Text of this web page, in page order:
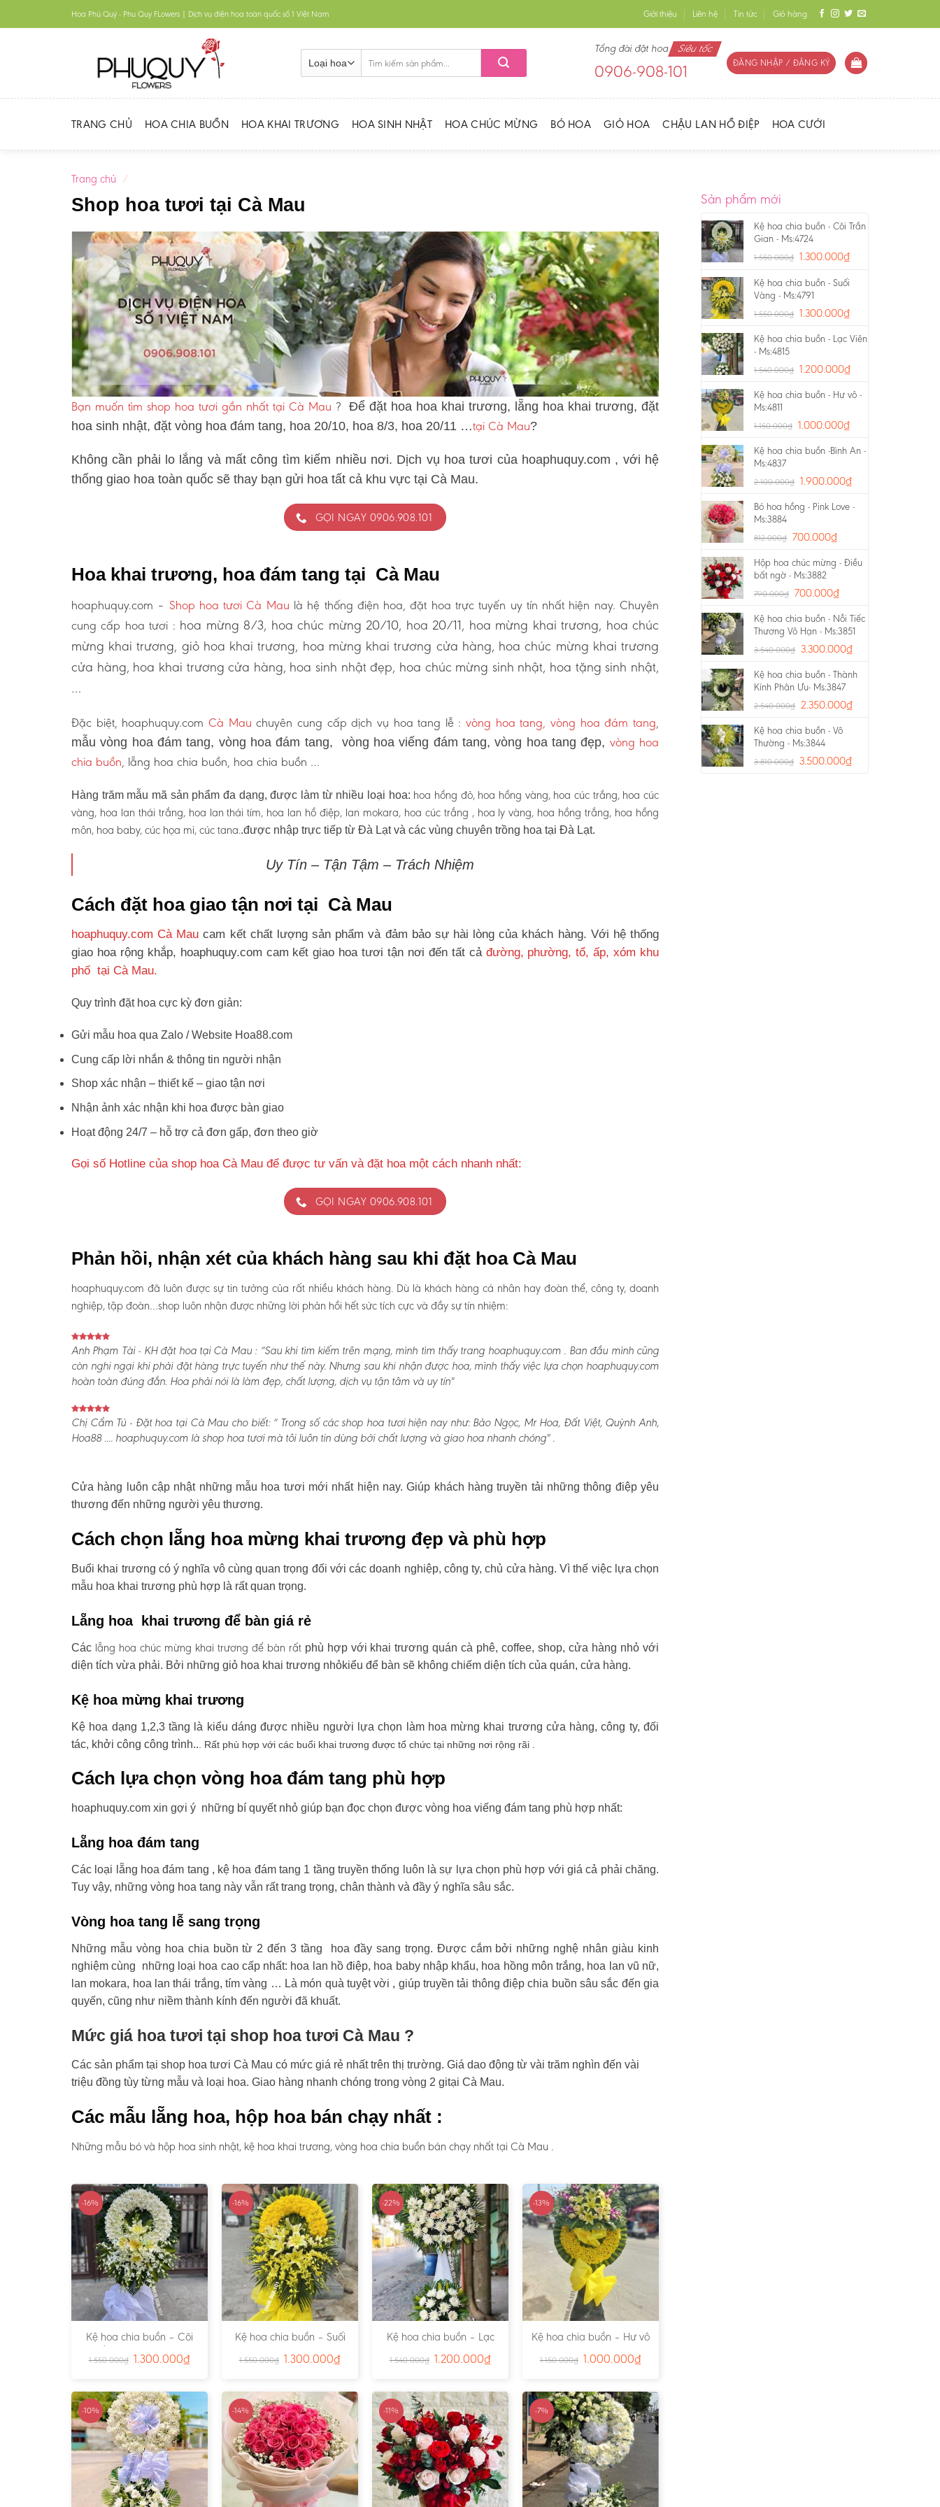
to
Hoa Phú Quý - Phu Quy FLowers | Dịch vụ điện hoa toàn quốc số 1 Việt Nam Giới thiệu Liên hệ Tin tức Giỏ hàng
kiếm:
Tổng đài đặt hoa Siêu tốc
0906-908-101 ĐĂNG NHẬP / ĐĂNG KÝ
TRANG CHỦ HOA CHIA BUỒN HOA KHAI TRƯƠNG HOA SINH NHẬT HOA CHÚC MỪNG BÓ HOA GIỎ HOA CHẬU LAN HỒ ĐIỆP HOA CƯỚI
Trang chủ /
Shop hoa tươi tại Cà Mau
Bạn muốn tìm shop hoa tươi gần nhất tại Cà Mau ? Để đặt hoa hoa khai trương, lẵng hoa khai trương, đặt
hoa sinh nhật, đặt vòng hoa đám tang, hoa 20/10, hoa 8/3, hoa 20/11 …tại Cà Mau?
Không cần phải lo lắng và mất công tìm kiếm nhiều nơi. Dịch vụ hoa tươi của hoaphuquy.com , với hệ
thống giao hoa toàn quốc sẽ thay bạn gửi hoa tất cả khu vực tại Cà Mau.
GỌI NGAY 0906.908.101
Hoa khai trương, hoa đám tang tại Cà Mau
hoaphuquy.com – Shop hoa tươi Cà Mau là hệ thống điện hoa, đặt hoa trực tuyến uy tín nhất hiện nay. Chuyên
cung cấp hoa tươi : hoa mừng 8/3, hoa chúc mừng 20/10, hoa 20/11, hoa mừng khai trương, hoa chúc
mừng khai trương, giỏ hoa khai trương, hoa mừng khai trương cửa hàng, hoa chúc mừng khai trương
cửa hàng, hoa khai trương cửa hàng, hoa sinh nhật đẹp, hoa chúc mừng sinh nhật, hoa tặng sinh nhật,
…
Đặc biệt, hoaphuquy.com Cà Mau chuyên cung cấp dịch vụ hoa tang lễ :vòng hoa tang, vòng hoa đám tang,
mẫu vòng hoa đám tang, vòng hoa đám tang, vòng hoa viếng đám tang, vòng hoa tang đẹp, vòng hoa
chia buồn, lẵng hoa chia buồn, hoa chia buồn …
Hàng trăm mẫu mã sản phẩm đa dạng, được làm từ nhiều loại hoa: hoa hồng đỏ, hoa hồng vàng, hoa cúc trắng, hoa cúc
vàng, hoa lan thái trắng, hoa lan thái tím, hoa lan hồ điệp, lan mokara, hoa cúc trắng , hoa ly vàng, hoa hồng trắng, hoa hồng
môn, hoa baby, cúc họa mi, cúc tana..được nhập trực tiếp từ Đà Lạt và các vùng chuyên trồng hoa tại Đà Lạt.
Uy Tín – Tận Tậm – Trách Nhiệm
Cách đặt hoa giao tận nơi tại Cà Mau
hoaphuquy.com Cà Mau cam kết chất lượng sản phẩm và đảm bảo sự hài lòng của khách hàng. Với hệ thống
giao hoa rộng khắp, hoaphuquy.com cam kết giao hoa tươi tận nơi đến tất cả đường, phường, tổ, ấp, xóm khu
phố tại Cà Mau.
Quy trình đặt hoa cực kỳ đơn giản:
Gửi mẫu hoa qua Zalo / Website Hoa88.com
Cung cấp lời nhắn & thông tin người nhận
Shop xác nhận – thiết kế – giao tận nơi
Nhận ảnh xác nhận khi hoa được bàn giao
Hoạt động 24/7 – hỗ trợ cả đơn gấp, đơn theo giờ
Gọi số Hotline của shop hoa Cà Mau để được tư vấn và đặt hoa một cách nhanh nhất:
GỌI NGAY 0906.908.101
Phản hồi, nhận xét của khách hàng sau khi đặt hoa Cà Mau
hoaphuquy.com đã luôn được sự tin tưởng của rất nhiều khách hàng. Dù là khách hàng cá nhân hay đoàn thể, công ty, doanh
nghiệp, tập đoàn…shop luôn nhận được những lời phản hồi hết sức tích cực và đầy sự tín nhiệm:
Anh Phạm Tài - KH đặt hoa tại Cà Mau :“Sau khi tìm kiếm trên mạng, mình tìm thấy trang hoaphuquy.com . Ban đầu mình cũng
còn nghi ngại khi phải đặt hàng trực tuyến như thế này. Nhưng sau khi nhận được hoa, mình thấy việc lựa chọn hoaphuquy.com
hoàn toàn đúng đắn. Hoa phải nói là làm đẹp, chất lượng, dịch vụ tận tâm và uy tín"
Chị Cẩm Tú - Đặt hoa tại Cà Mau cho biết:“ Trong số các shop hoa tươi hiện nay như: Bảo Ngọc, Mr Hoa, Đất Việt, Quỳnh Anh,
Hoa88 .... hoaphuquy.com là shop hoa tươi mà tôi luôn tin dùng bởi chất lượng và giao hoa nhanh chóng" .
Cửa hàng luôn cập nhật những mẫu hoa tươi mới nhất hiện nay. Giúp khách hàng truyền tải những thông điệp yêu
thương đến những người yêu thương.
Cách chọn lẵng hoa mừng khai trương đẹp và phù hợp
Buổi khai trương có ý nghĩa vô cùng quan trọng đối với các doanh nghiệp, công ty, chủ cửa hàng. Vì thế việc lựa chọn
mẫu hoa khai trương phù hợp là rất quan trọng.
Lẵng hoa khai trương để bàn giá rẻ
Các lẵng hoa chúc mừng khai trương để bàn rấtphù hợp với khai trương quán cà phê, coffee, shop, cửa hàng nhỏ với
diện tích vừa phải. Bởi những giỏ hoa khai trương nhỏkiểu để bàn sẽ không chiếm diện tích của quán, cửa hàng.
Kệ hoa mừng khai trương
Kệ hoa dạng 1,2,3 tầng là kiểu dáng được nhiều người lựa chọn làm hoa mừng khai trương cửa hàng, công ty, đối
tác, khởi công công trình.. . Rất phù hợp với các buổi khai trương được tổ chức tại những nơi rộng rãi .
Cách lựa chọn vòng hoa đám tang phù hợp
hoaphuquy.com xin gợi ý những bí quyết nhỏ giúp bạn đọc chọn được vòng hoa viếng đám tang phù hợp nhất:
Lẵng hoa đám tang
Các loại lẵng hoa đám tang , kệ hoa đám tang 1 tầng truyền thống luôn là sự lựa chọn phù hợp với giá cả phải chăng.
Tuy vậy, những vòng hoa tang này vẫn rất trang trọng, chân thành và đầy ý nghĩa sâu sắc.
Vòng hoa tang lễ sang trọng
Những mẫu vòng hoa chia buồn từ 2 đến 3 tầng hoa đầy sang trọng. Được cắm bởi những nghệ nhân giàu kinh
nghiệm cùng những loại hoa cao cấp nhất: hoa lan hồ điệp, hoa baby nhập khẩu, hoa hồng môn trắng, hoa lan vũ nữ,
lan mokara, hoa lan thái trắng, tím vàng … Là món quà tuyệt vời , giúp truyền tải thông điệp chia buồn sâu sắc đến gia
quyến, cũng như niềm thành kính đến người đã khuất.
Mức giá hoa tươi tại shop hoa tươi Cà Mau ?
Các sản phẩm tại shop hoa tươi Cà Mau có mức giá rẻ nhất trên thị trường. Giá dao động từ vài trăm nghìn đến vài
triệu đồng tùy từng mẫu và loại hoa. Giao hàng nhanh chóng trong vòng 2 gitại Cà Mau.
Các mẫu lẵng hoa, hộp hoa bán chạy nhất :
Những mẫu bó và hộp hoa sinh nhật, kệ hoa khai trương, vòng hoa chia buồn bán chạy nhất tại Cà Mau .
-16%
Kệ hoa chia buồn – Cõi
Trần Gian – Ms:4724
1.550.000₫ 1.300.000₫
-16%
Kệ hoa chia buồn – Suối
1.550.000₫ 1.300.000₫
-22%
Kệ hoa chia buồn – Lạc
1.540.000₫ 1.200.000₫
-13%
Kệ hoa chia buồn – Hư vô
1.150.000₫ 1.000.000₫
-10% -14% -11% -7%
Sản phẩm mới
Kệ hoa chia buồn - Cõi Trần
Gian - Ms:4724
1.550.000₫ 1.300.000₫
Kệ hoa chia buồn - Suối
Vàng - Ms:4791
1.550.000₫ 1.300.000₫
Kệ hoa chia buồn - Lạc Viên
- Ms:4815
1.540.000₫ 1.200.000₫
Kệ hoa chia buồn - Hư vô -
Ms:4811
1.150.000₫ 1.000.000₫
Kệ hoa chia buồn -Bình An -
Ms:4837
2.100.000₫ 1.900.000₫
Bó hoa hồng - Pink Love -
Ms:3884
812.000₫ 700.000₫
Hộp hoa chúc mừng - Điều
bất ngờ - Ms:3882
790.000₫ 700.000₫
Kệ hoa chia buồn - Nỗi Tiếc
Thương Vô Hạn - Ms:3851
3.540.000₫ 3.300.000₫
Kệ hoa chia buồn - Thành
Kính Phân Ưu- Ms:3847
2.540.000₫ 2.350.000₫
Kệ hoa chia buồn - Vô
Thường - Ms:3844
3.810.000₫ 3.500.000₫